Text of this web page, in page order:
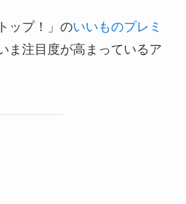
ップ！」のいいものプレミ
ま注目度が高まっているア